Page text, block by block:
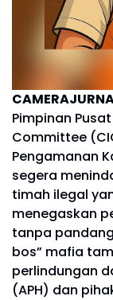
Pimpinan
Committee
Pengamanan
segera
timah ilegal
menegaskan
tanpa
bos” mafia
perlindungan
(APH) dan